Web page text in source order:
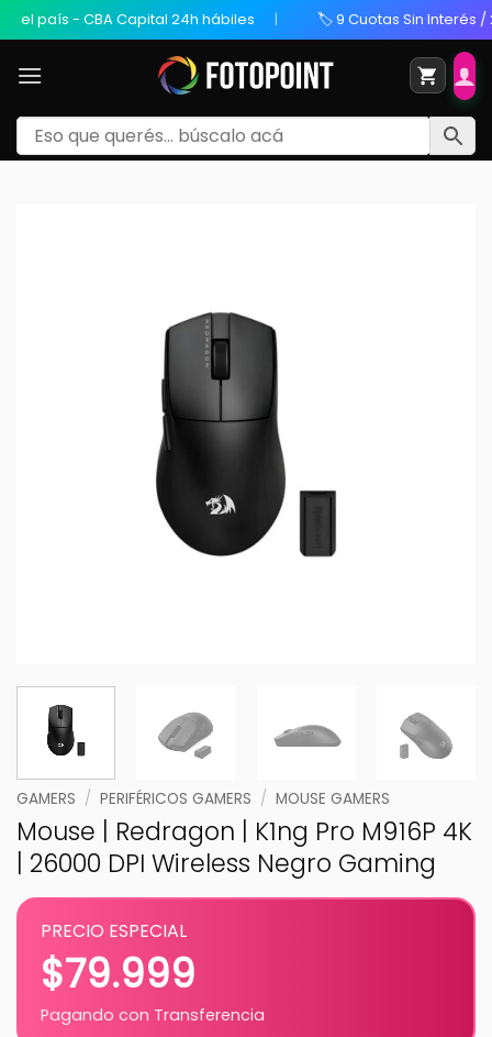
- CBA Capital 24h hábiles 🏷️ 9 Cuotas Sin Interés / 20%
GAMERS / PERIFÉRICOS GAMERS / MOUSE GAMERS
Mouse | Redragon | K1ng Pro M916P 4K
| 26000 DPI Wireless Negro Gaming
PRECIO ESPECIAL
$79.999
Pagando con Transferencia